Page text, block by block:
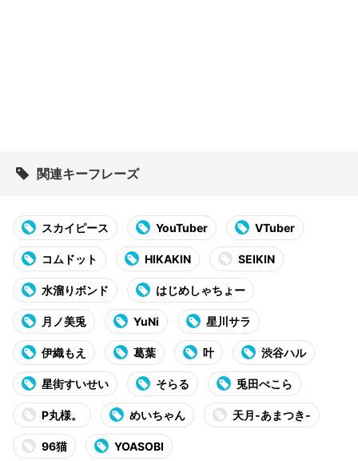
関連キーフレーズ
スカイピース YouTuber VTuber
コムドット HIKAKIN SEIKIN
水溜りボンド はじめしゃちょー
月ノ美兎 YuNi 星川サラ
伊織もえ 葛葉 叶 渋谷ハル
星街すいせい そらる 兎田ぺこら
P丸様。 めいちゃん 天月-あまつき-
96猫 YOASOBI